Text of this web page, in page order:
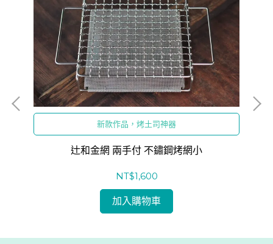
新款作品，烤土司神器
辻和金網 兩手付 不鏽鋼烤網小
NT$1,600
加入購物車